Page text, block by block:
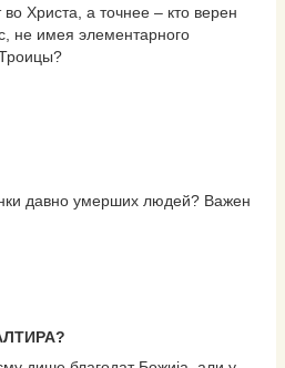
Христа, а точнее – кто верен
не имея элементарного
давно умерших людей? Важен